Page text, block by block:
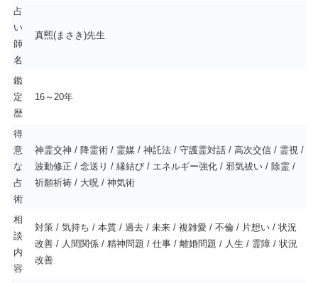
占
い
師
名
真煕(まさき)先生
鑑
定
歴
16～20年
得
意
な
占
術
神霊交神 / 降霊術 / 霊媒 / 神託法 / 守護霊対話 / 高次交信 / 霊視 /
波動修正 / 念送り / 縁結び / エネルギー強化 / 邪気祓い / 除霊 /
祈願祈祷 / 大呪 / 神気術
相
談
内
容
対策 / 気持ち / 本質 / 過去 / 未来 / 複雑愛 / 不倫 / 片想い / 状況
改善 / 人間関係 / 精神問題 / 仕事 / 離婚問題 / 人生 / 霊障 / 状況
改善